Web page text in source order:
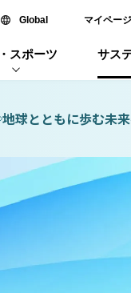
Global新しいウィンドウで
マイページ
スポーツ サス
地球とともに歩む未